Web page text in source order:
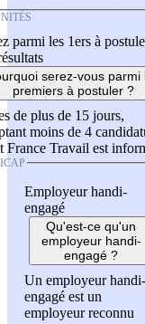
parmi les 1ers à
serez-vous parmi
premiers à postuler ?
de plus de 15 jours,
moins de 4
France Travail est
Employeur handi-
engagé
Qu'est-ce qu'un
employeur handi-
engagé ?
Un employeur handi-
engagé est un
employeur reconnu